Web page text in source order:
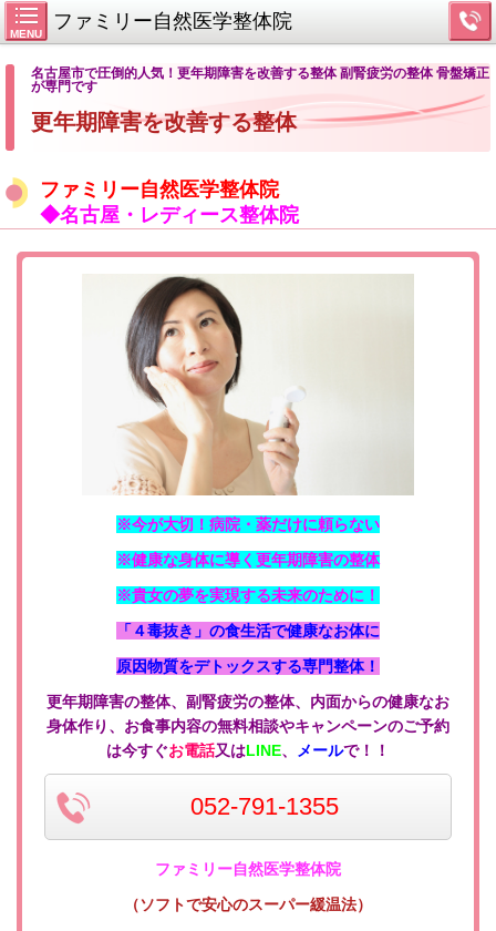
MENU
ファミリー自然医学整体院
名古屋市で圧倒的人気！更年期障害を改善する整体 副腎疲労の整体 骨盤矯正
が専門です
更年期障害を改善する整体
ファミリー自然医学整体院
◆名古屋・レディース整体院
※今が大切！病院・薬だけに頼らない
※健康な身体に導く更年期障害の整体
※貴女の夢を実現する未来のために！
「４毒抜き」の食生活で健康なお体に
原因物質をデトックスする専門整体！
更年期障害の整体、副腎疲労の整体、内面からの健康なお
身体作り、お食事内容の無料相談やキャンペーンのご予約
は今すぐお電話又はLINE、 メールで！！
052-791-1355
ファミリー自然医学整体院
（ソフトで安心のスーパー緩温法）